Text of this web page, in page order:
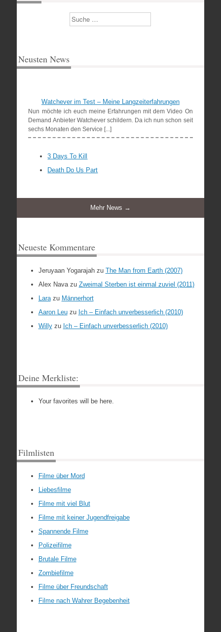
Suchen
Neusten News
Watchever im Test – Meine Langzeiterfahrungen
Nun möchte ich euch meine Erfahrungen mit dem Video On
Demand Anbieter Watchever schildern. Da ich nun schon seit
sechs Monaten den Service [...]
3 Days To Kill
Death Do Us Part
Mehr News →
Neueste Kommentare
Jeruyaan Yogarajahzu The Man from Earth (2007)
Alex Navazu Zweimal Sterben ist einmal zuviel (2011)
Larazu Männerhort
Aaron Leuzu Ich – Einfach unverbesserlich (2010)
Willyzu Ich – Einfach unverbesserlich (2010)
Deine Merkliste:
Your favorites will be here.
Filmlisten
Filme über Mord
Liebesfilme
Filme mit viel Blut
Filme mit keiner Jugendfreigabe
Spannende Filme
Polizeifilme
Brutale Filme
Zombiefilme
Filme über Freundschaft
Filme nach Wahrer Begebenheit